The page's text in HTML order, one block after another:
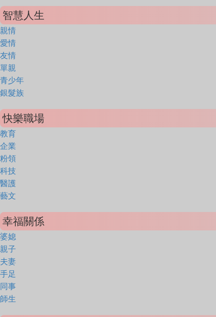
智慧人生
親情
愛情
友情
單親
青少年
銀髮族
快樂職場
教育
企業
粉領
科技
醫護
藝文
幸福關係
婆媳
親子
夫妻
手足
同事
師生